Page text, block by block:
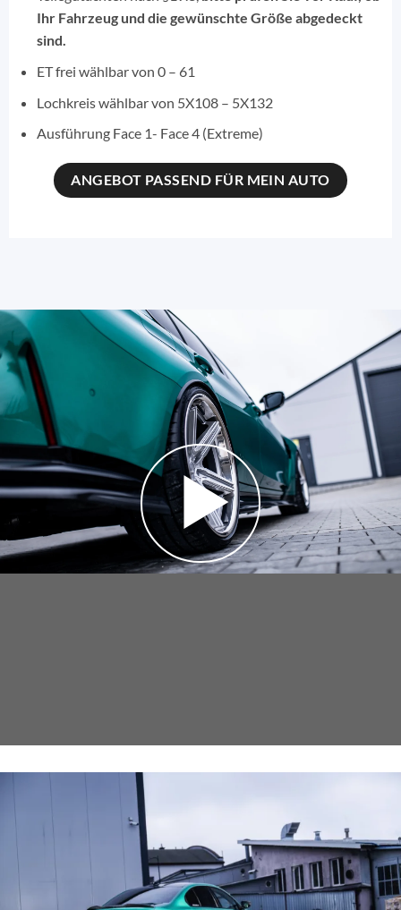
Ihr Fahrzeug und die gewünschte Größe abgedeckt
sind.
ET frei wählbar von 0 – 61
Lochkreis wählbar von 5X108 – 5X132
Ausführung Face 1- Face 4 (Extreme)
ANGEBOT PASSEND FÜR MEIN AUTO